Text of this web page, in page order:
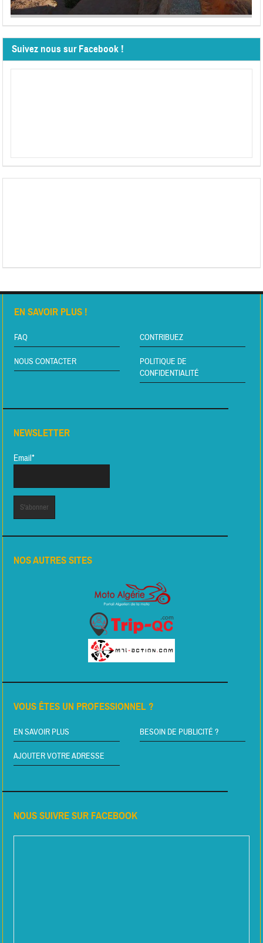
Suivez nous sur Facebook !
EN SAVOIR PLUS !
FAQ CONTRIBUEZ
NOUS CONTACTER
POLITIQUE DE
CONFIDENTIALITÉ
NEWSLETTER
Email*
NOS AUTRES SITES
VOUS ÊTES UN PROFESSIONNEL ?
EN SAVOIR PLUS BESOIN DE PUBLICITÉ ?
AJOUTER VOTRE ADRESSE
NOUS SUIVRE SUR FACEBOOK